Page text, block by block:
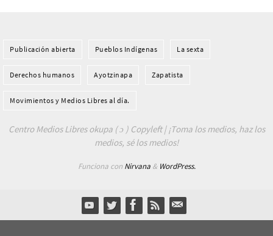
Publicación abierta Pueblos Indí­genas La sexta
Derechos humanos Ayotzinapa Zapatista
Movimientos y Medios Libres al día.
Centro Medios Libres okupa ( ɔ ) Copyleft | ¡Toma los medios, haz los
medios, sé los medios!
Funciona con Nirvana& WordPress.